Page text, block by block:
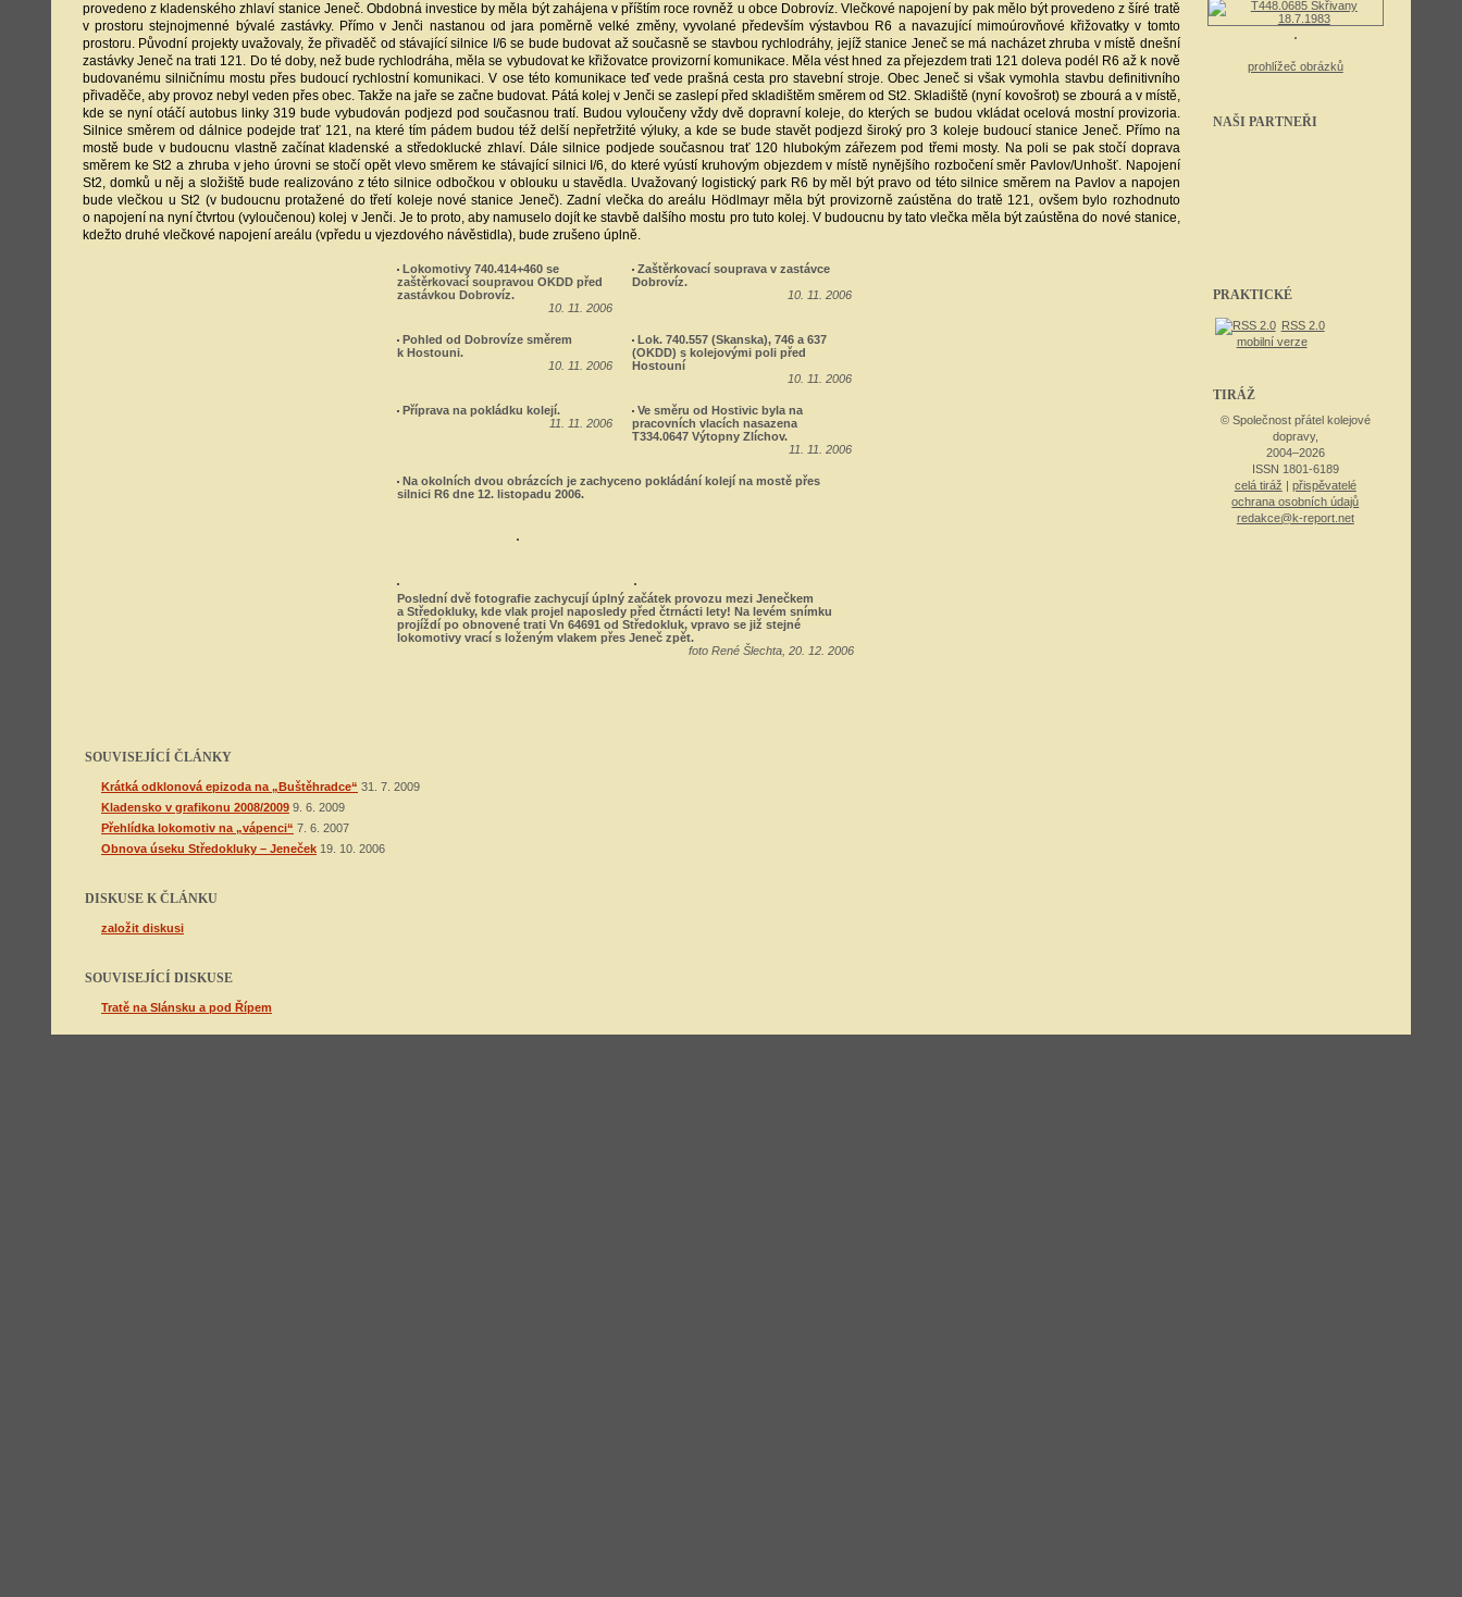
prohlížeč obrázků
NAŠI PARTNEŘI
PRAKTICKÉ
RSS 2.0
mobilní verze
TIRÁŽ
© Společnost přátel kolejové
dopravy,
2004–2026
ISSN 1801-6189
celá tiráž | přispěvatelé
ochrana osobních údajů
redakce@k-report.net
provedeno z kladenského zhlaví stanice Jeneč. Obdobná investice by měla být zahájena v příštím roce rovněž u obce Dobrovíz. Vlečkové napojení by pak mělo být provedeno z šíré tratě
v prostoru stejnojmenné bývalé zastávky. Přímo v Jenči nastanou od jara poměrně velké změny, vyvolané především výstavbou R6 a navazující mimoúrovňové křižovatky v tomto
prostoru. Původní projekty uvažovaly, že přivaděč od stávající silnice I/6 se bude budovat až současně se stavbou rychlodráhy, jejíž stanice Jeneč se má nacházet zhruba v místě dnešní
zastávky Jeneč na trati 121. Do té doby, než bude rychlodráha, měla se vybudovat ke křižovatce provizorní komunikace. Měla vést hned za přejezdem trati 121 doleva podél R6 až k nově
budovanému silničnímu mostu přes budoucí rychlostní komunikaci. V ose této komunikace teď vede prašná cesta pro stavební stroje. Obec Jeneč si však vymohla stavbu definitivního
přivaděče, aby provoz nebyl veden přes obec. Takže na jaře se začne budovat. Pátá kolej v Jenči se zaslepí před skladištěm směrem od St2. Skladiště (nyní kovošrot) se zbourá a v místě,
kde se nyní otáčí autobus linky 319 bude vybudován podjezd pod současnou tratí. Budou vyloučeny vždy dvě dopravní koleje, do kterých se budou vkládat ocelová mostní provizoria.
Silnice směrem od dálnice podejde trať 121, na které tím pádem budou též delší nepřetržité výluky, a kde se bude stavět podjezd široký pro 3 koleje budoucí stanice Jeneč. Přímo na
mostě bude v budoucnu vlastně začínat kladenské a středoklucké zhlaví. Dále silnice podjede současnou trať 120 hlubokým zářezem pod třemi mosty. Na poli se pak stočí doprava
směrem ke St2 a zhruba v jeho úrovni se stočí opět vlevo směrem ke stávající silnici I/6, do které vyústí kruhovým objezdem v místě nynějšího rozbočení směr Pavlov/Unhošť. Napojení
St2, domků u něj a složiště bude realizováno z této silnice odbočkou v oblouku u stavědla. Uvažovaný logistický park R6 by měl být pravo od této silnice směrem na Pavlov a napojen
bude vlečkou u St2 (v budoucnu protažené do třetí koleje nové stanice Jeneč). Zadní vlečka do areálu Hödlmayr měla být provizorně zaústěna do tratě 121, ovšem bylo rozhodnuto
o napojení na nyní čtvrtou (vyloučenou) kolej v Jenči. Je to proto, aby namuselo dojít ke stavbě dalšího mostu pro tuto kolej. V budoucnu by tato vlečka měla být zaústěna do nové stanice,
kdežto druhé vlečkové napojení areálu (vpředu u vjezdového návěstidla), bude zrušeno úplně.
Lokomotivy 740.414+460 se
zaštěrkovací soupravou OKDD před
zastávkou Dobrovíz.
10. 11. 2006
Zaštěrkovací souprava v zastávce
Dobrovíz.
10. 11. 2006
Pohled od Dobrovíze směrem
k Hostouni.
10. 11. 2006
Lok. 740.557 (Skanska), 746 a 637
(OKDD) s kolejovými poli před
Hostouní
10. 11. 2006
Příprava na pokládku kolejí.
11. 11. 2006
Ve směru od Hostivic byla na
pracovních vlacích nasazena
T334.0647 Výtopny Zlíchov.
11. 11. 2006
Na okolních dvou obrázcích je zachyceno pokládání kolejí na mostě přes
silnici R6 dne 12. listopadu 2006.
Poslední dvě fotografie zachycují úplný začátek provozu mezi Jenečkem
a Středokluky, kde vlak projel naposledy před čtrnácti lety! Na levém snímku
projíždí po obnovené trati Vn 64691 od Středokluk, vpravo se již stejné
lokomotivy vrací s loženým vlakem přes Jeneč zpět.
foto René Šlechta, 20. 12. 2006
SOUVISEJÍCÍ ČLÁNKY
Krátká odklonová epizoda na „Buštěhradce“ 31. 7. 2009
Kladensko v grafikonu 2008/2009 9. 6. 2009
Přehlídka lokomotiv na „vápenci“ 7. 6. 2007
Obnova úseku Středokluky – Jeneček 19. 10. 2006
DISKUSE K ČLÁNKU
založit diskusi
SOUVISEJÍCÍ DISKUSE
Tratě na Slánsku a pod Řípem